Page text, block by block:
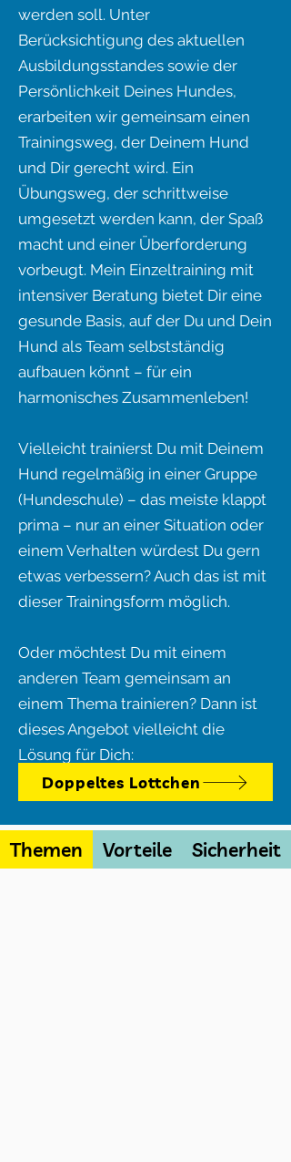
werden soll. Unter
Berücksichtigung des aktuellen
Ausbildungsstandes sowie der
Persönlichkeit Deines Hundes,
erarbeiten wir gemeinsam einen
Trainingsweg, der Deinem Hund
und Dir gerecht wird. Ein
Übungsweg, der schrittweise
umgesetzt werden kann, der Spaß
macht und einer Überforderung
vorbeugt. Mein Einzeltraining mit
intensiver Beratung bietet Dir eine
gesunde Basis, auf der Du und Dein
Hund als Team selbstständig
aufbauen könnt – für ein
harmonisches Zusammenleben!
Vielleicht trainierst Du mit Deinem
Hund regelmäßig in einer Gruppe
(Hundeschule) – das meiste klappt
prima – nur an einer Situation oder
einem Verhalten würdest Du gern
etwas verbessern? Auch das ist mit
dieser Trainingsform möglich.
Oder möchtest Du mit einem
anderen Team gemeinsam an
einem Thema trainieren? Dann ist
dieses Angebot vielleicht die
Lösung für Dich:
Doppeltes Lottchen
Themen Vorteile Sicherheit